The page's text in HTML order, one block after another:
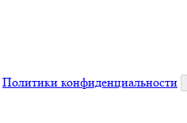
Политики конфиденциальности